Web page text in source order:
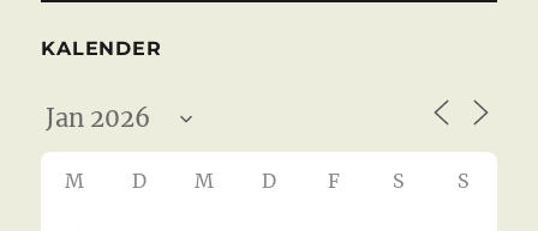
KALENDER
M D M D F S S